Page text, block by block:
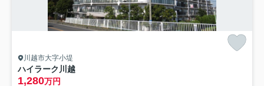
川越市大字小堤
ハイラーク川越
1,280万円